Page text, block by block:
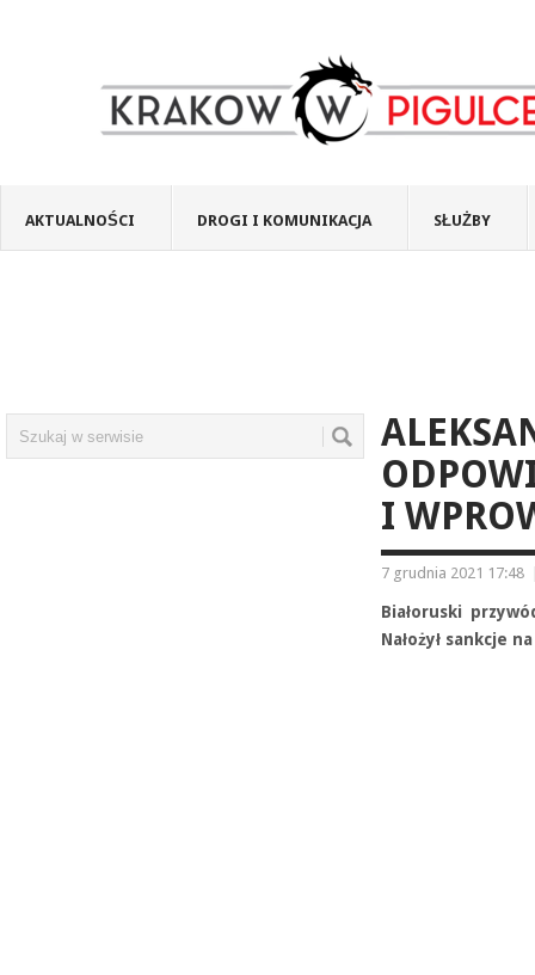
AKTUALNOŚCI DROGI I KOMUNIKACJA SŁUŻBY
I
7 grudnia 2021 17:48
Białoruski
Nałożył sankcje